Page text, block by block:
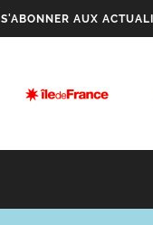
S'ABONNER AUX